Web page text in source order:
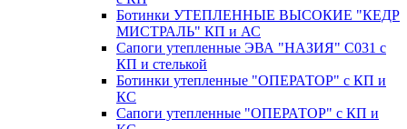
Ботинки УТЕПЛЕННЫЕ ВЫСОКИЕ "КЕДР
МИСТРАЛЬ" КП и АС
Сапоги утепленные ЭВА "НАЗИЯ" С031 с
КП и стелькой
Ботинки утепленные "ОПЕРАТОР" с КП и
КС
Сапоги утепленные "ОПЕРАТОР" с КП и